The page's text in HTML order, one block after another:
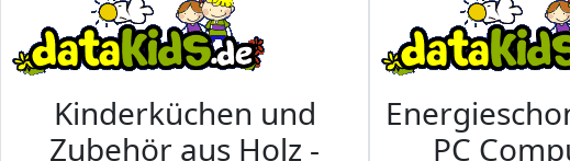
Kinderküchen und
Zubehör aus Holz -
PC